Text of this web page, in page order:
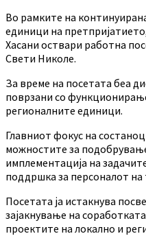
Во рамките на
единици на
Хасани оствари работна
Свети Николе.
За време на посетата беа
поврзани со
регионалните единици.
Главниот фокус на
можностите за
имплементација на
поддршка за персоналот на
Посетата ја истакнува
зајакнување на
проектите на локално и